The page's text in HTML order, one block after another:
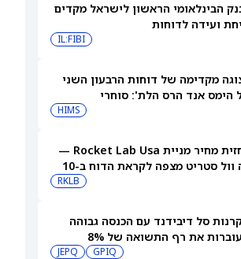
הבינלאומי הראשון לישראל מקדים
ועידה לדוחות
IL:FIBI
מקדימה של דוחות הרבעון השני
הימס אנד הרס הלת': סוחרי
האופציות נערכים לתנועה של 14.5%HIMS
תחזית מחיר מניית Rocket Lab Usa —
מה וול סטריט מצפה לקראת הדוח ב-10
RKLB
קרנות סל דיבידנד עם הכנסה גבוהה
את רף התשואה של 8%
GPIQ
JEPQ